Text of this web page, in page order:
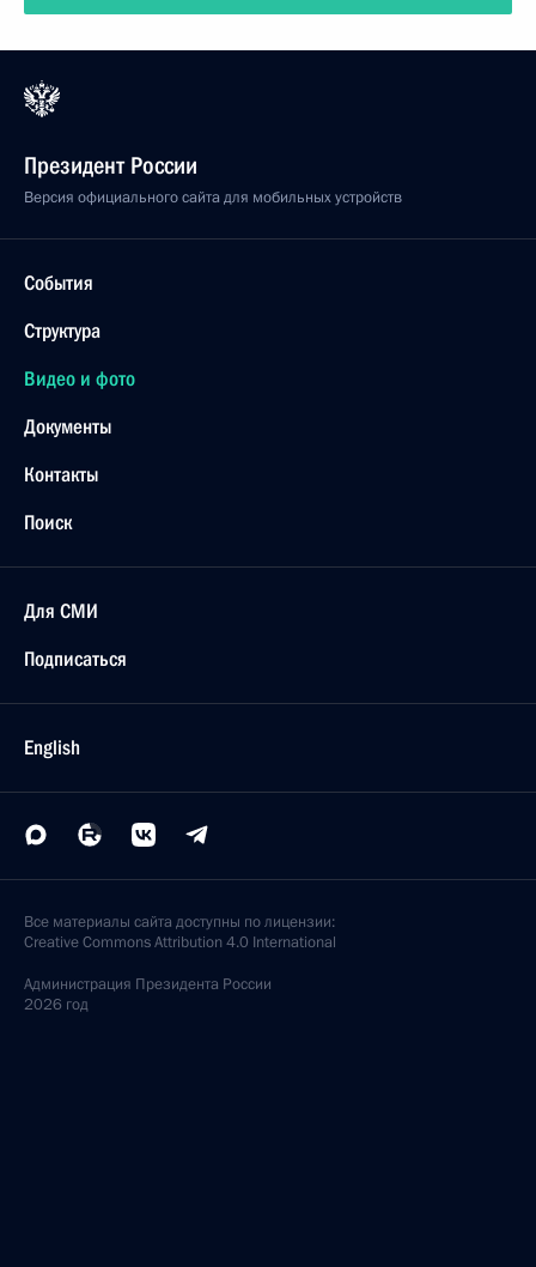
Президент России
Версия официального сайта для мобильных устройств
События
Структура
Видео и фото
Документы
Контакты
Поиск
Для СМИ
Подписаться
English
Все материалы сайта доступны по лицензии:
Creative Commons Attribution 4.0 International
Администрация Президента России
2026 год